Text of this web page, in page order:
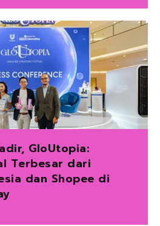
GloUtopia:
Terbesar dari
dan Shopee di